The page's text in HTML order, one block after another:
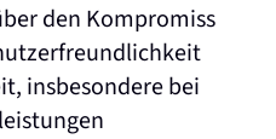
den Kompromiss
insbesondere bei